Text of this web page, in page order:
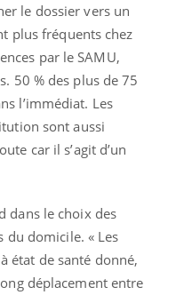
le dossier vers un
plus fréquents chez
par le SAMU,
50 % des plus de 75
l’immédiat. Les
sont aussi
car il s’agit d’un
dans le choix des
du domicile. « Les
état de santé donné,
déplacement entre